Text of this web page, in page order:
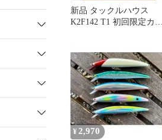
新品 タックルハウス
K2F142 T1 初回限定カラ
¥ 2,970